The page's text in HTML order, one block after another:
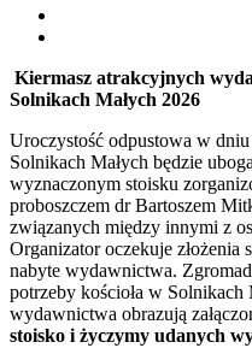
Kiermasz atrakcyjnych
Solnikach Małych 2026
Uroczystość odpustowa w
Solnikach Małych będzie
wyznaczonym stoisku
proboszczem dr Bartoszem
związanych między innymi z
Organizator oczekuje złożenia
nabyte wydawnictwa.
potrzeby kościoła w Solnikach
wydawnictwa obrazują
stoisko i życzymy udanych